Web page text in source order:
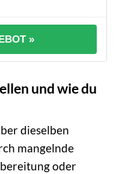
»
und wie du
dieselben
mangelnde
oder